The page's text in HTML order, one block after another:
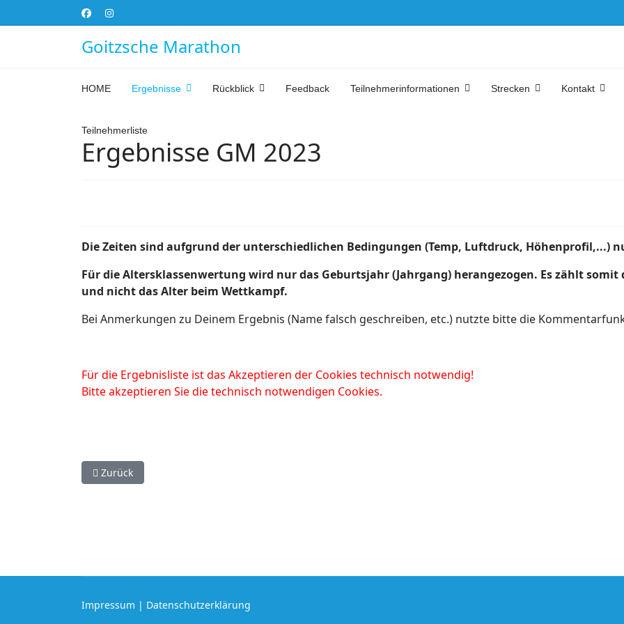
Goitzsche Marathon
HOME Ergebnisse Rückblick Feedback Teilnehmerinformationen Strecken Kontakt
Teilnehmerliste
Ergebnisse GM 2023
Die Zeiten sind aufgrund der unterschiedlichen Bedingungen (Temp, Luftdruck, Höhenprofil,...)
Für die Altersklassenwertung wird nur das Geburtsjahr (Jahrgang) herangezogen. Es zählt somit
und nicht das Alter beim Wettkampf.
Bei Anmerkungen zu Deinem Ergebnis (Name falsch geschreiben, etc.) nutzte bitte die
Für die Ergebnisliste ist das Akzeptieren der Cookies technisch notwendig!
Bitte akzeptieren Sie die technisch notwendigen Cookies.
Vorheriger Beitrag: Ergebnisse GM 2017
Zurück
Impressum | Datenschutzerklärung